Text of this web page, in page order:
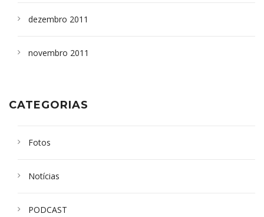
dezembro 2011
novembro 2011
CATEGORIAS
Fotos
Notícias
PODCAST